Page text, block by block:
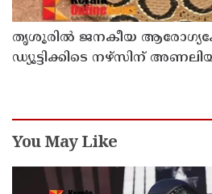
തൃശൂരിൽ ജനകീയ
ഡ്യൂട്ടിക്കിടെ നഴ്‌സിന്
You May Like